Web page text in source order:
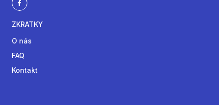
ZKRATKY
O nás
FAQ
Kontakt